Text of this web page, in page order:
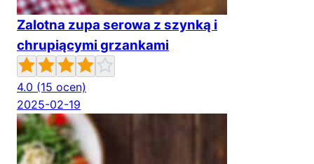
Zalotna zupa serowa z szynką i
chrupiącymi grzankami
4.0 (15 ocen)
2025-02-19